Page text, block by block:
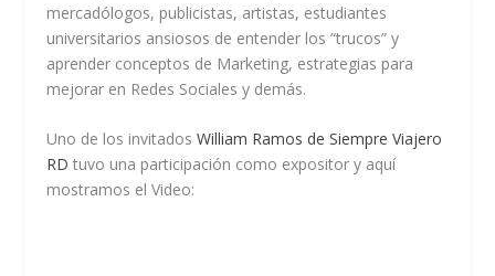
mercadólogos, publicistas, artistas, estudiantes
universitarios ansiosos de entender los “trucos” y
aprender conceptos de Marketing, estrategias para
mejorar en Redes Sociales y demás.
Uno de los invitadosWilliam Ramos de Siempre Viajero
RD tuvo una participación como expositor y aquí
mostramos el Video: